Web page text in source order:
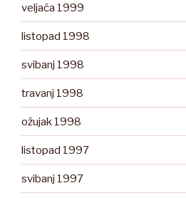
veljača 1999
listopad 1998
svibanj 1998
travanj 1998
ožujak 1998
listopad 1997
svibanj 1997